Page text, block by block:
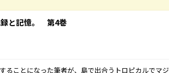
と記憶。 第4巻
ることになった筆者が、島で出合うトロピカルでマジ